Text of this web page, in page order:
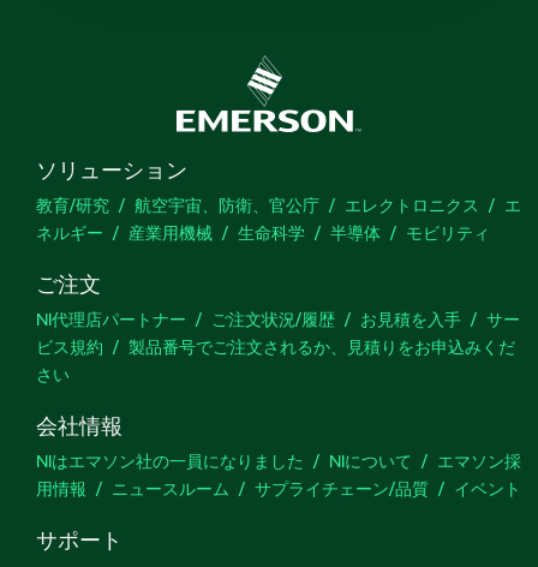
ソリューション
教育/研究 航空宇宙、防衛、官公庁 エレクトロニクス
エ
ネルギー
産業用機械 生命科学 半導体 モビリティ
ご注文
NI代理店パートナー ご注文状況/履歴 お見積を入手
サー
ビス規約
製品番号でご注文されるか、見積りをお申込みくだ
さい
会社情報
NIはエマソン社の一員になりました NIについて
エマソン採
用情報
ニュースルーム サプライチェーン/品質 イベント
サポート